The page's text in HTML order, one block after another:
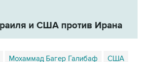
и США против Ирана
Мохаммад Багер Галибаф США